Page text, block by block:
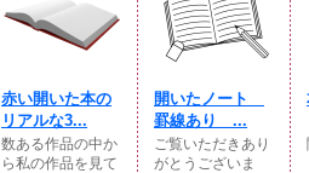
赤い開いた本の
リアルな3...
数ある作品の中か
ら私の作品を見て
開いたノート
罫線あり ...
ご覧いただきあり
がとうございま